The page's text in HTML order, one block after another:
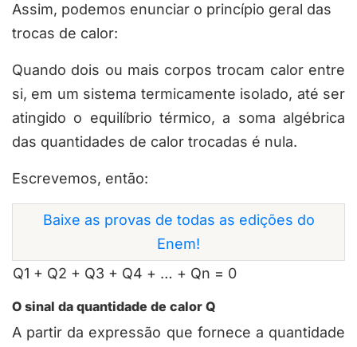
Assim, podemos enunciar o princípio geral das
trocas de calor:
Quando dois ou mais corpos trocam calor entre
si, em um sistema termicamente isolado, até ser
atingido o equilíbrio térmico, a soma algébrica
das quantidades de calor trocadas é nula.
Escrevemos, então:
Baixe as provas de todas as edições do
Enem!
Q1 + Q2 + Q3 + Q4 + … + Qn = 0
O sinal da quantidade de calor Q
A partir da expressão que fornece a quantidade